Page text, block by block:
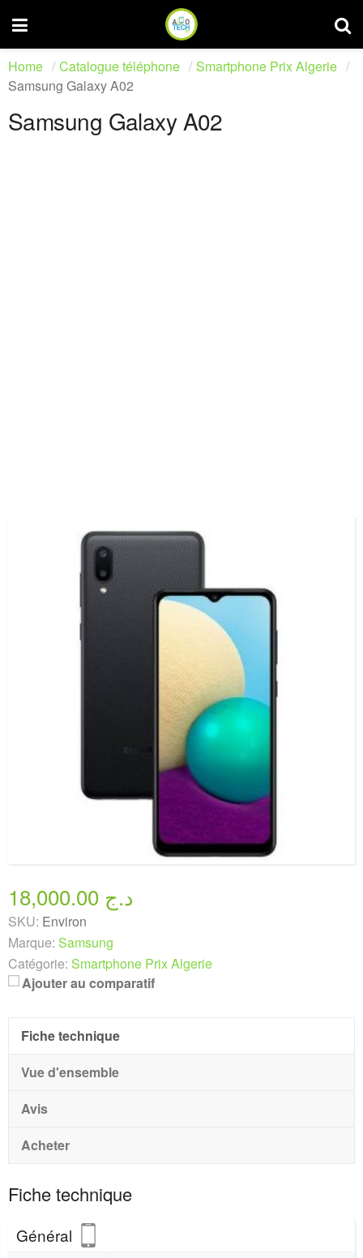
Home Catalogue téléphone
Smartphone Prix Algerie
Samsung Galaxy A02
Samsung Galaxy A02
18,000.00 د.ج
SKU: Environ
Marque: Samsung
Catégorie: Smartphone Prix Algerie
Ajouter au comparatif
Fiche technique
Vue d'ensemble
Avis
Acheter
Fiche technique
Général